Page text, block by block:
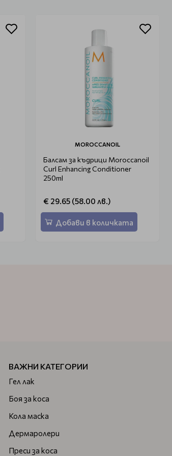
MOROCCANOIL
Балсам за къдрици Moroccanoil
Curl Enhancing Conditioner
250ml
€ 29.65 (58.00 лв.)
Добави в количката
ВАЖНИ КАТЕГОРИИ
Гел лак
Боя за коса
Кола маска
Дермаролери
Преси за коса